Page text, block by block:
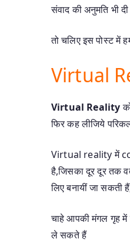
संवाद की अनुमति भी
तो चलिए इस पोस्ट में
Virtual
Virtual Reality
फिर कह लीजिये
Virtual reality में
है,जिसका दूर दूर तक
लिए बनायीं जा सकती
चाहे आपकी मंगल गृह में
ले सकते हैं